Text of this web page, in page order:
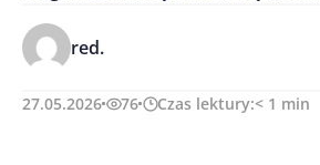
red.
27.05.2026 76 Czas lektury:< 1 min